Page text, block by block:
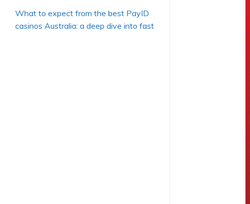
What to expect from the best PayID
casinos Australia: a deep dive into fast